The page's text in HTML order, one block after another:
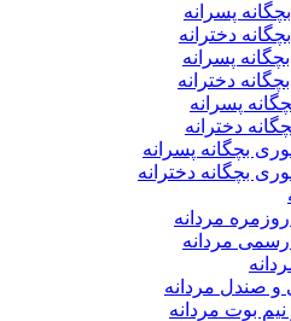
پسرانه
دخترانه
پسرانه
دخترانه
پسرانه
دخترانه
بچگانه پسرانه
بچگانه دخترانه
مردانه
مردانه
و صندل مردانه
بوت مردانه